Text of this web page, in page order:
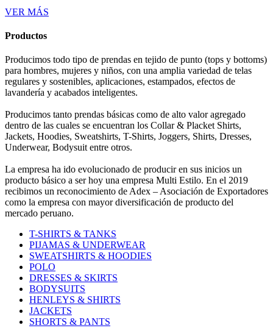
VER MÁS
Productos
Producimos todo tipo de prendas en tejido de punto (tops y bottoms)
para hombres, mujeres y niños, con una amplia variedad de telas
regulares y sostenibles, aplicaciones, estampados, efectos de
lavandería y acabados inteligentes.
Producimos tanto prendas básicas como de alto valor agregado
dentro de las cuales se encuentran los Collar & Placket Shirts,
Jackets, Hoodies, Sweatshirts, T-Shirts, Joggers, Shirts, Dresses,
Underwear, Bodysuit entre otros.
La empresa ha ido evolucionado de producir en sus inicios un
producto básico a ser hoy una empresa Multi Estilo. En el 2019
recibimos un reconocimiento de Adex – Asociación de Exportadores
como la empresa con mayor diversificación de producto del
mercado peruano.
T-SHIRTS & TANKS
PIJAMAS & UNDERWEAR
SWEATSHIRTS & HOODIES
POLO
DRESSES & SKIRTS
BODYSUITS
HENLEYS & SHIRTS
JACKETS
SHORTS & PANTS